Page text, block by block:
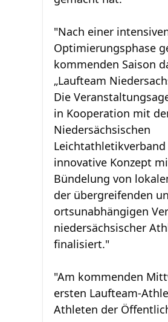
"Nach einer
Optimierungsphase
kommenden Saison
„Laufteam
Die
in Kooperation mit
Niedersächsischen
Leichtathletikverband
innovative Konzept
Bündelung von
der übergreifenden
ortsunabhängigen
niedersächsischer
finalisiert."
"Am kommenden
ersten Laufteam-
Athleten der